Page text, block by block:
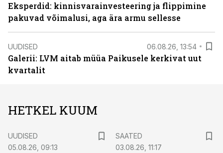
Eksperdid: kinnisvarainvesteering ja flippimine
pakuvad võimalusi, aga ära armu sellesse
UUDISED 06.08.26, 13:54
Galerii: LVM aitab müüa Paikusele kerkivat uut
kvartalit
HETKEL KUUM
UUDISED
05.08.26, 09:13
SAATED
03.08.26, 11:17